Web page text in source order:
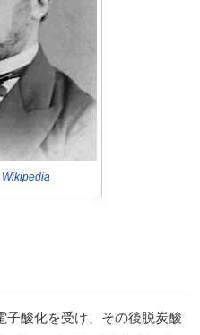
Wikipedia
子酸化を受け、その後脱炭酸